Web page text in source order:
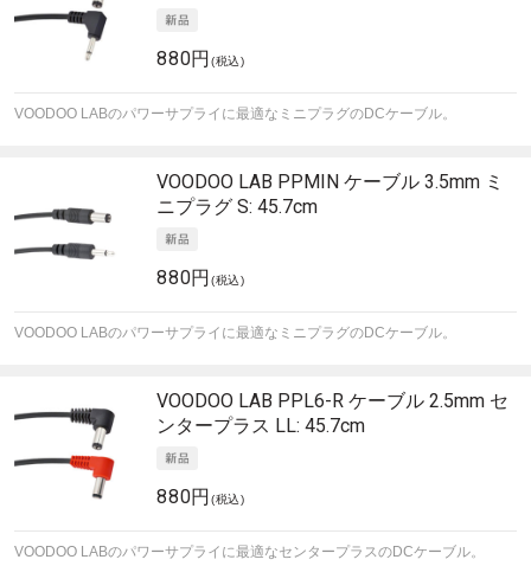
880円(税込)
VOODOO LABのパワーサプライに最適なミニプラグのDCケーブル。
VOODOO LAB PPMIN ケーブル 3.5mm ミ
ニプラグ S: 45.7cm
880円(税込)
VOODOO LABのパワーサプライに最適なミニプラグのDCケーブル。
VOODOO LAB PPL6-R ケーブル 2.5mm セ
ンタープラス LL: 45.7cm
880円(税込)
VOODOO LABのパワーサプライに最適なセンタープラスのDCケーブル。